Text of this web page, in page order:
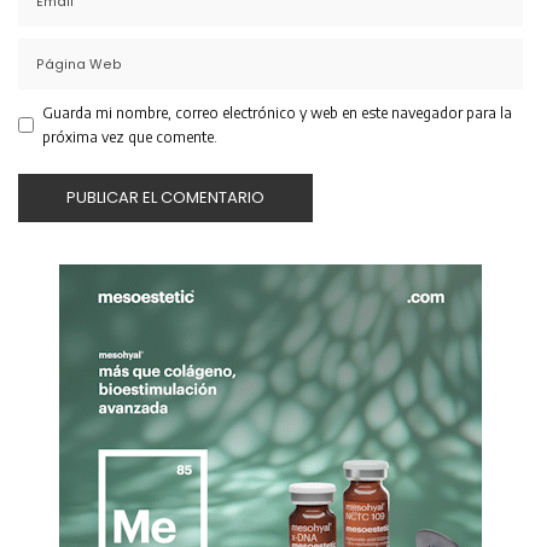
Guarda mi nombre, correo electrónico y web en este navegador para la
próxima vez que comente.